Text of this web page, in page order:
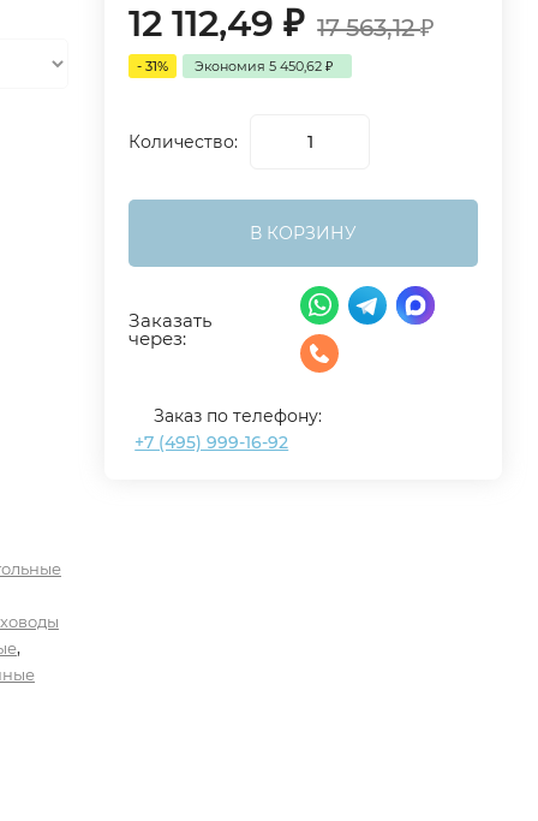
,
12 112,49₽ 17 563,12₽
- 31% Экономия5 450,62₽
Количество:
В КОРЗИНУ
Заказать
через:
Заказ по телефону:
+7 (495) 999-16-92